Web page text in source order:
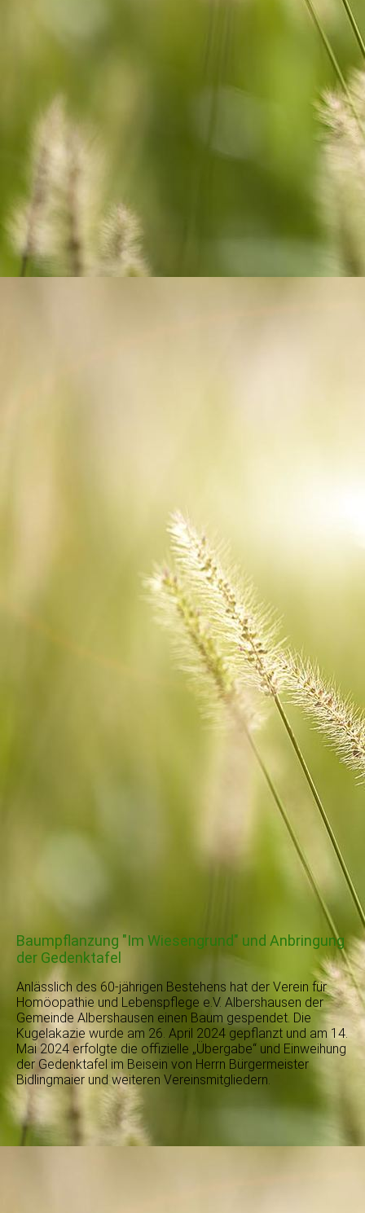
Baumpflanzung "Im Wiesengrund" und Anbringung
der Gedenktafel
Anlässlich des 60-jährigen Bestehens hat der Verein für
Homöopathie und Lebenspflege e.V. Albershausen der
Gemeinde Albershausen einen Baum gespendet. Die
Kugelakazie wurde am 26. April 2024 gepflanzt und am 14.
Mai 2024 erfolgte die offizielle „Übergabe“ und Einweihung
der Gedenktafel im Beisein von Herrn Bürgermeister
Bidlingmaier und weiteren Vereinsmitgliedern.
JAQ_8294